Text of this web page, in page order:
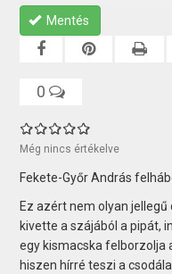
Mentés
0
Még nincs értékelve
Fekete-Győr András
Ez azért nem olyan
kivette a szájából a pipát,
egy kismacska felborzolja
hiszen hírré teszi a